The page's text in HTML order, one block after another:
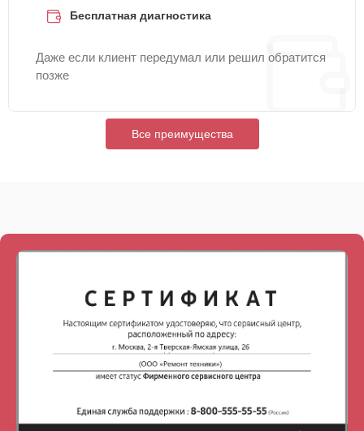
Бесплатная диагностика
Даже если клиент передумал или решил обратится
позже
Все преимущества